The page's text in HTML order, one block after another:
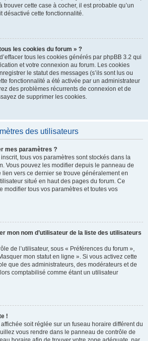
trouver cette case à cocher, il est probable qu’un
désactivé cette fonctionnalité.
les cookies du forum » ?
tous les cookies générés par phpBB 3.2 qui
et votre connexion au forum. Les cookies
le statut des messages (s’ils sont lus ou
fonctionnalité a été activée par un administrateur
des problèmes récurrents de connexion et de
de supprimer les cookies.
des utilisateurs
mes paramètres ?
tous vos paramètres sont stockés dans la
Vous pouvez les modifier depuis le panneau de
lien vers ce dernier se trouve généralement en
situé en haut des pages du forum. Ce
modifier tous vos paramètres et toutes vos
mon nom d’utilisateur de la liste des utilisateurs
de l’utilisateur, sous « Préférences du forum »,
mon statut en ligne ». Si vous activez cette
que des administrateurs, des modérateurs et de
comptabilisé comme étant un utilisateur
!
affichée soit réglée sur un fuseau horaire différent du
vous rendre dans le panneau de contrôle de